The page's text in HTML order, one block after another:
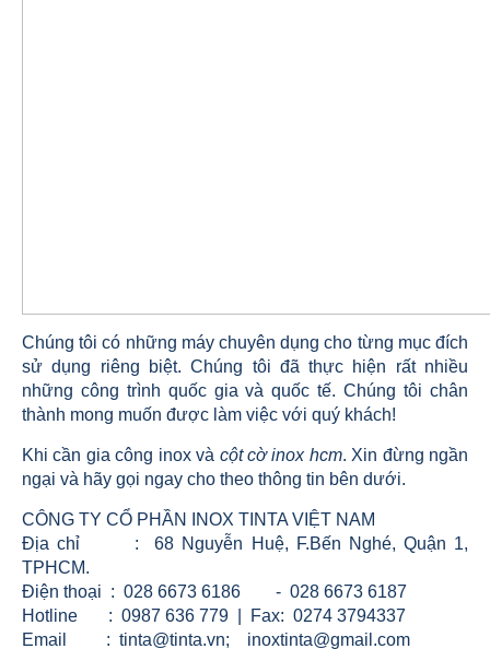
Chúng tôi có những máy chuyên dụng cho từng mục đích
sử dụng riêng biệt. Chúng tôi đã thực hiện rất nhiều
những công trình quốc gia và quốc tế. Chúng tôi chân
thành mong muốn được làm việc với quý khách!
Khi cần gia công inox và cột cờ inox hcm. Xin đừng ngần
ngại và hãy gọi ngay cho theo thông tin bên dưới.
CÔNG TY CỔ PHẦN INOX TINTA VIỆT NAM
Địa chỉ : 68 Nguyễn Huệ, F.Bến Nghé, Quận 1,
TPHCM.
Điện thoại : 028 6673 6186 - 028 6673 6187
Hotline : 0987 636 779 | Fax: 0274 3794337
Email : tinta@tinta.vn; inoxtinta@gmail.com